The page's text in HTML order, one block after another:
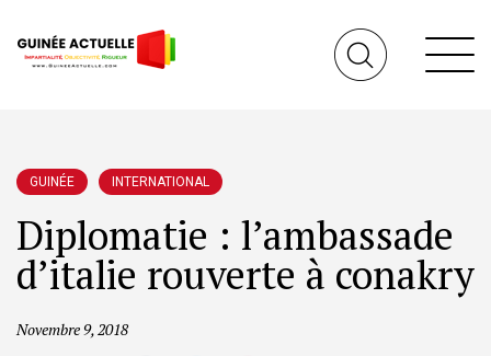
GUINÉE INTERNATIONAL
Diplomatie : l’ambassade
d’italie rouverte à conakry
Novembre 9, 2018